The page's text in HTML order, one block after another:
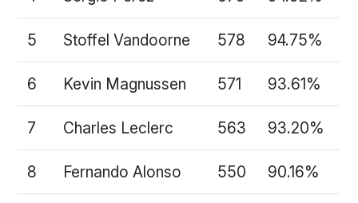
5 Stoffel Vandoorne 578 94.75%
6 Kevin Magnussen 571 93.61%
7 Charles Leclerc 563 93.20%
8 Fernando Alonso 550 90.16%